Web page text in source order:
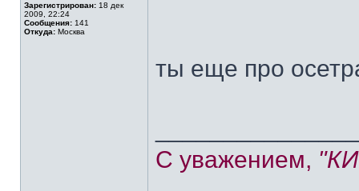
Зарегистрирован: 18 дек
2009, 22:24
Сообщения: 141
Откуда: Москва
ты еще про
С уважением,